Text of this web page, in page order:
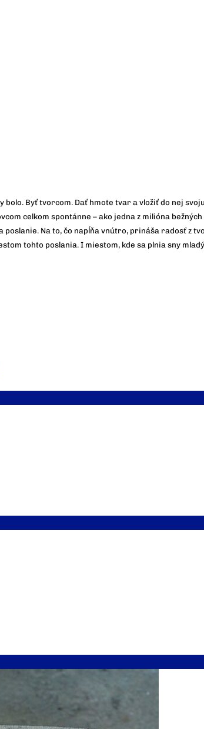
Byť tvorcom. Dať hmote tvar a vložiť do nej
celkom spontánne – ako jedna z milióna
Na to, čo napĺňa vnútro, prináša radosť z
tohto poslania. I miestom, kde sa plnia sny